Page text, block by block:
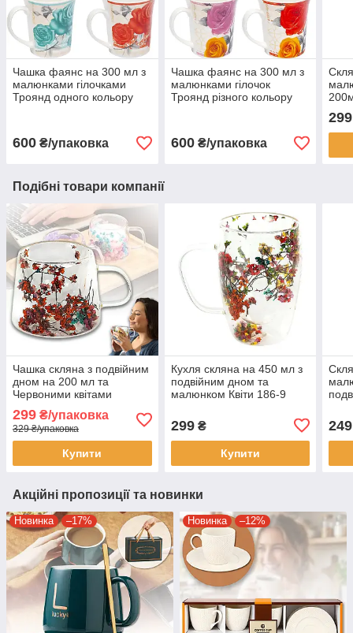
Чашка фаянс на 300 мл з
малюнками гілочками
Троянд одного кольору
600 ₴/упаковка
Чашка фаянс на 300 мл з
малюнками гілочок
Троянд різного кольору
600₴/упаковка
299
Подібні товари компанії
Чашка скляна з подвійним
дном на 200 мл та
Червоними квітами
упаковці 2 шт
299 ₴/упаковка
329 ₴/упаковка
Купити
Кухля скляна на 450 мл з
подвійним дном та
малюнком Квіти 186-9
299₴
Купити
249
Акційні пропозиції та новинки
Новинка –17% Новинка –12%